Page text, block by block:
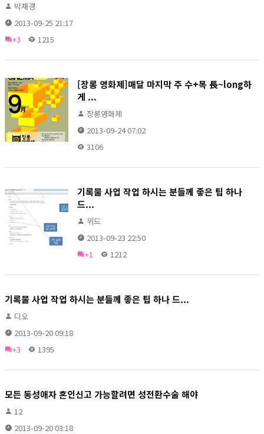
박재경
2013-09-25 21:17
+3
1215
[장롱 영화제]매달 마지막 주 수+목 長~long하
게 ...
장롱영화제
2013-09-24 07:02
3106
기록물 사업 작업 하시는 분들께 좋은 팁 하나
드...
위드
2013-09-23 22:50
+1
1212
기록물 사업 작업 하시는 분들께 좋은 팁 하나 드...
디오
2013-09-20 09:18
+3
1395
모든 동성애자 혼인신고 가능할려면 성전환수술 해야
12
2013-09-20 03:18